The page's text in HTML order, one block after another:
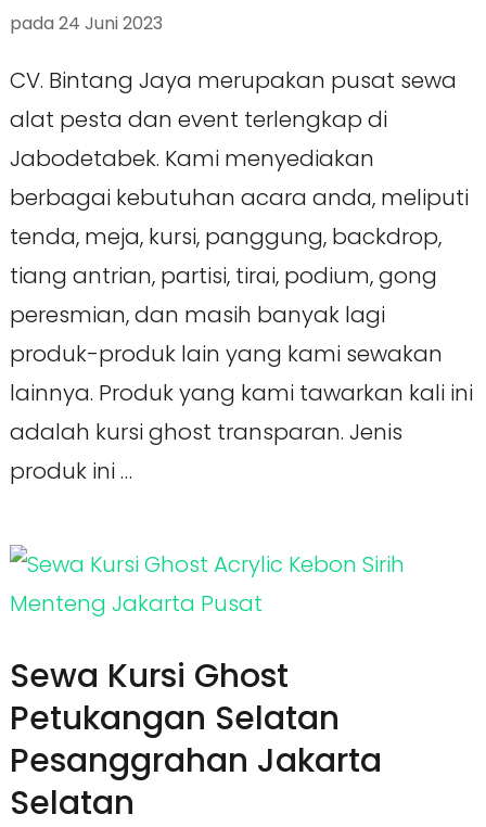
pada 24 Juni 2023
CV. Bintang Jaya merupakan pusat sewa
alat pesta dan event terlengkap di
Jabodetabek. Kami menyediakan
berbagai kebutuhan acara anda, meliputi
tenda, meja, kursi, panggung, backdrop,
tiang antrian, partisi, tirai, podium, gong
peresmian, dan masih banyak lagi
produk-produk lain yang kami sewakan
lainnya. Produk yang kami tawarkan kali ini
adalah kursi ghost transparan. Jenis
produk ini …
Sewa Kursi Ghost
Petukangan Selatan
Pesanggrahan Jakarta
Selatan